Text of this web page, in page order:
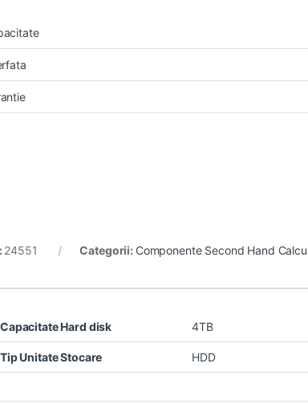
24551 Categorii: Componente Second Hand
Capacitate Hard disk 4TB
Tip Unitate Stocare HDD